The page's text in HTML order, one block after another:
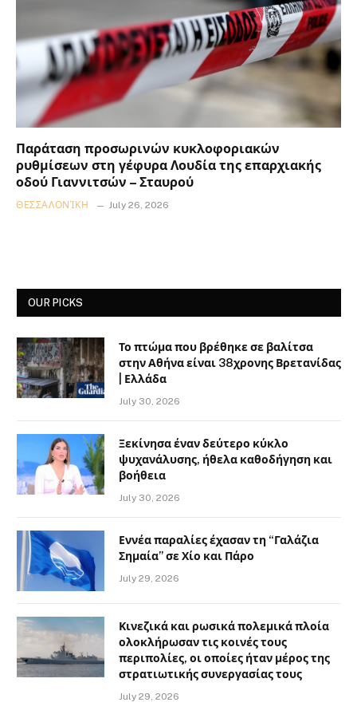
Παράταση προσωρινών κυκλοφοριακών
ρυθμίσεων στη γέφυρα Λουδία της επαρχιακής
οδού Γιαννιτσών – Σταυρού
ΘΕΣΣΑΛΟΝΊΚΗ July 26, 2026
OUR PICKS
Το πτώμα που βρέθηκε σε βαλίτσα
στην Αθήνα είναι 38χρονης Βρετανίδας
| Ελλάδα
July 30, 2026
Ξεκίνησα έναν δεύτερο κύκλο
ψυχανάλυσης, ήθελα καθοδήγηση και
βοήθεια
July 30, 2026
Εννέα παραλίες έχασαν τη “Γαλάζια
Σημαία” σε Χίο και Πάρο
July 29, 2026
Κινεζικά και ρωσικά πολεμικά πλοία
ολοκλήρωσαν τις κοινές τους
περιπολίες, οι οποίες ήταν μέρος της
στρατιωτικής συνεργασίας τους
July 29, 2026